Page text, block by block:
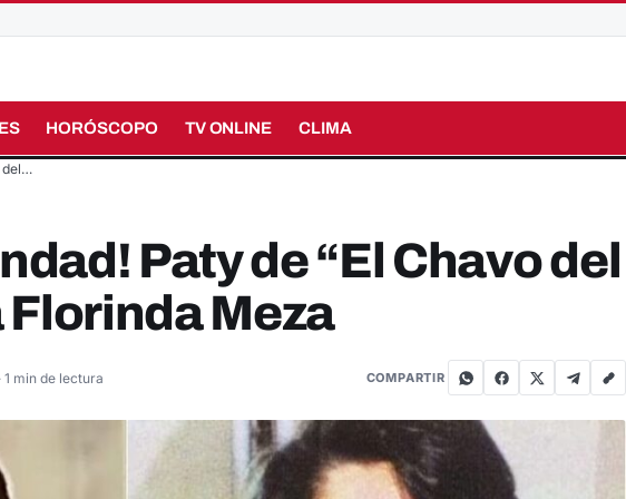
HORÓSCOPO TV ONLINE CLIMA
del…
Paty de “El Chavo del
Meza
· 1 min de lectura COMPARTIR